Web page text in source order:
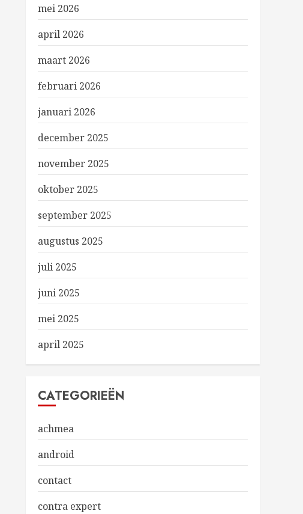
mei 2026
april 2026
maart 2026
februari 2026
januari 2026
december 2025
november 2025
oktober 2025
september 2025
augustus 2025
juli 2025
juni 2025
mei 2025
april 2025
CATEGORIEËN
achmea
android
contact
contra expert